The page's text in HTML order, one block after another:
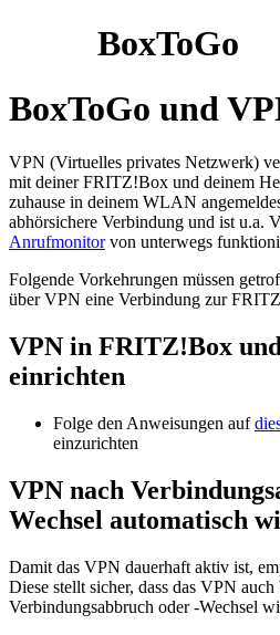
BoxToGo
BoxToGo und
VPN (Virtuelles privates Netzwerk)
mit deiner FRITZ!Box und deinem
zuhause in deinem WLAN
abhörsichere Verbindung und ist u.a.
Anrufmonitorvon unterwegs
Folgende Vorkehrungen müssen
über VPN eine Verbindung zur
VPN in FRITZ!Box
einrichten
Folge den Anweisungen auf
einzurichten
VPN nach
Wechsel automatisch
Damit das VPN dauerhaft aktiv ist,
Diese stellt sicher, dass das VPN auch
Verbindungsabbruch oder -Wechsel